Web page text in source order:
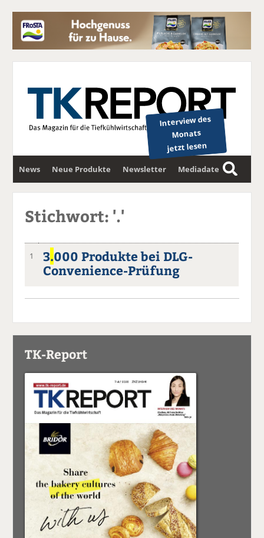
Interview des
Monats
jetzt lesen
News Neue Produkte Newsletter Mediadaten
S
u
Stichwort: '.'
1 3.000 Produkte bei DLG-
Convenience-Prüfung
TK-Report